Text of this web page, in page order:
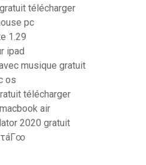
télécharger
pc
1.29
ipad
musique gratuit
os
télécharger
air
2020 gratuit